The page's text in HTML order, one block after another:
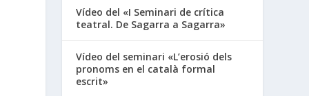
Vídeo del «I Seminari de crítica
teatral. De Sagarra a Sagarra»
Vídeo del seminari «L’erosió dels
pronoms en el català formal
escrit»